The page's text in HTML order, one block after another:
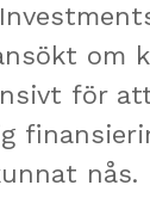
om
för
nås.